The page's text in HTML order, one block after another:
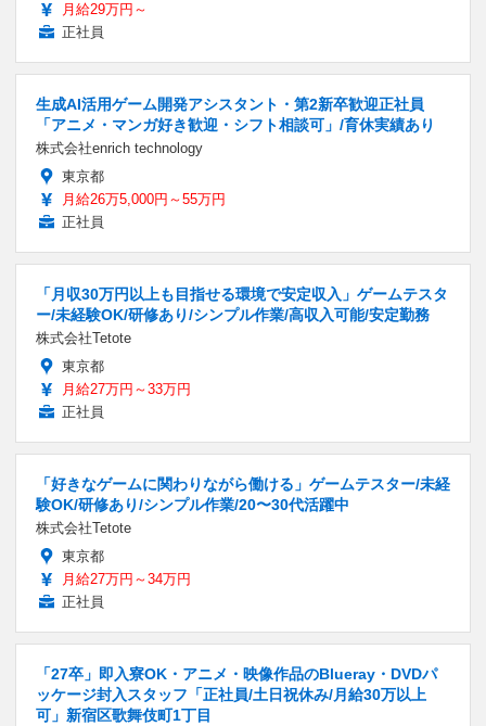
月給29万円～
正社員
生成AI活用ゲーム開発アシスタント・第2新卒歓迎正社員
「アニメ・マンガ好き歓迎・シフト相談可」/育休実績あり
株式会社enrich technology
東京都
月給26万5,000円～55万円
正社員
「月収30万円以上も目指せる環境で安定収入」ゲームテスタ
ー/未経験OK/研修あり/シンプル作業/高収入可能/安定勤務
株式会社Tetote
東京都
月給27万円～33万円
正社員
「好きなゲームに関わりながら働ける」ゲームテスター/未経
験OK/研修あり/シンプル作業/20〜30代活躍中
株式会社Tetote
東京都
月給27万円～34万円
正社員
「27卒」即入寮OK・アニメ・映像作品のBlueray・DVDパ
ッケージ封入スタッフ「正社員/土日祝休み/月給30万以上
可」新宿区歌舞伎町1丁目